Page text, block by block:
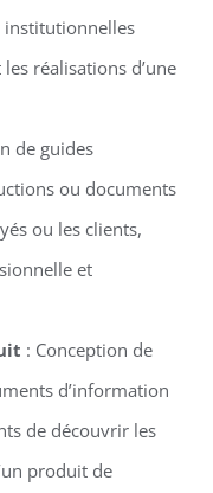
institutionnelles
réalisations d’une
de guides
ou documents
ou les clients,
et
: Conception de
d’information
de découvrir les
produit de